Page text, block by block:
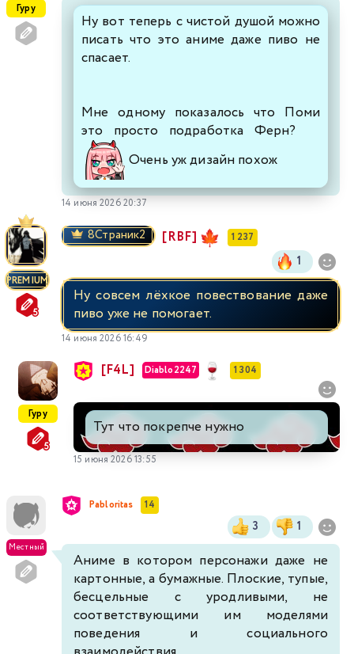
Гуру
Ну вот теперь с чистой душой можно
писать что это аниме даже пиво не
спасает.
Мне одному показалось что Поми
это просто подработка Ферн?
Очень уж дизайн похож
14 июня 2026 20:37
PREMIUM
8Страник2 [RBF] 1 237
1
Ну совсем лёхкое повествование даже
пиво уже не помогает.
14 июня 2026 16:49
Гуру
[F4L] Diablo2247 1 304
Тут что покрепче нужно
15 июня 2026 13:55
Местный
Pabloritas 14
3 1
Аниме в котором персонажи даже не
картонные, а бумажные. Плоские, тупые,
бесцельные с уродливыми, не
соответствующими им моделями
поведения и социального